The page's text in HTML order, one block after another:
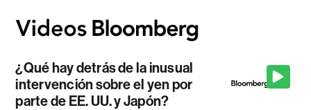
¿Qué hay detrás de la inusual
intervención sobre el yen por
parte de EE. UU. y Japón?